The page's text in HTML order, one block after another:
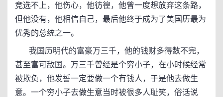
竞选不上，他伤心，他彷徨，他曾一度想放弃这条路，
但他没有，他相信自己，最后他终于成为了美国历最为
优秀的总统之一。
我国历明代的富豪万三千，他的钱财多得数不完，
甚至富可敌国。万三千曾经是个穷小子，在小时候经常
被欺负，他发誓一定要做一个有钱人，于是他去做生
意。一个穷小子去做生意当时被很多人耻笑，俗话说